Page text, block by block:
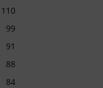
110
99
91
88
84